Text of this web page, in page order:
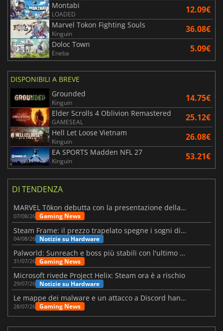
Montabi
LOADED 12.09€
Marvel Tokon Fighting Souls
Kinguin 36.08€
Doloc Town
Eneba 5.09€
DISPONIBILI A BREVE
Grounded
Kinguin 14.75€
Elder Scrolls 4 Oblivion Remastered
GAMESEAL 25.12€
Hell Let Loose Vietnam
Kinguin 26.08€
EA SPORTS Madden NFL 27
Kinguin 53.21€
DI TENDENZA
MARVEL Tōkon debutta con la presentazione della roadmap per il primo anno
07/08/26 Gaming News
Steam Frame: il prezzo trapelato spegne i sogni di un VR economico
04/08/26 Notizie su Hardware
Palworld: Sunreach e boss più stabili con l'ultimo update
31/07/26 Gaming News
Microsoft rivede Project Helix: Steam ora è a rischio
29/07/26 Notizie su Hardware
Le mappe dei malware e un attacco a Discord hanno colpito Meccha Chameleon
28/07/26 Gaming News